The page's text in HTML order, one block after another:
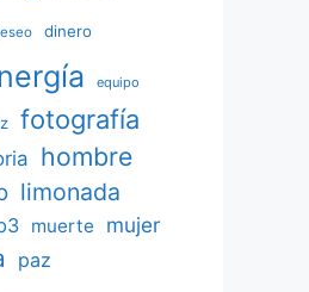
dinero
equipo
fotografía
hombre
limonada
muerte mujer
paz